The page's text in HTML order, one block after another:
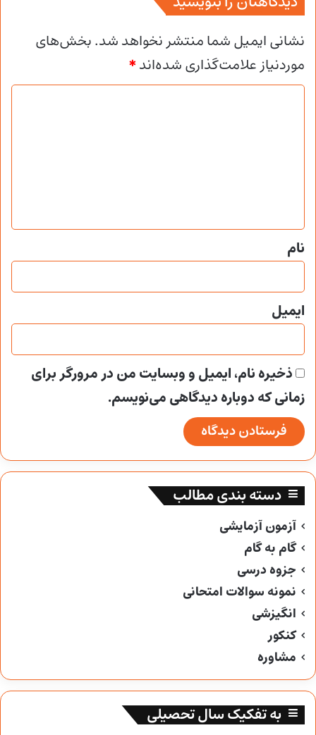
نشانی ایمیل شما منتشر نخواهد شد.بخش‌های
موردنیاز علامت‌گذاری شده‌اند*
*
نام
ایمیل
ذخیره نام، ایمیل و وبسایت من در مرورگر برای
زمانی که دوباره دیدگاهی می‌نویسم.
دسته بندی مطالب
آزمون آزمایشی
گام به گام
جزوه درسی
نمونه سوالات امتحانی
انگیزشی
کنکور
مشاوره
به تفکیک سال تحصیلی